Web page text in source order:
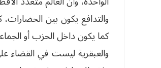
والتدافع يكون بين
كما يكون داخل الحزب أو
والعبقرية ليست في القضاء